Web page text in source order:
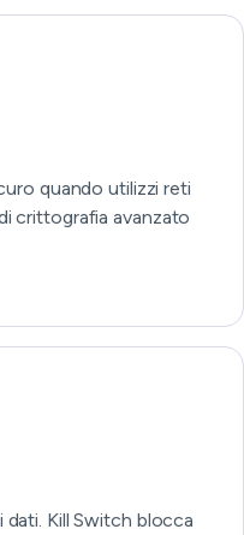
quando utilizzi reti
crittografia avanzato
Kill Switch blocca